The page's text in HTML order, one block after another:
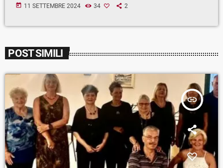
today 11 SETTEMBRE 2024 34 2
POST SIMILI
insert_link